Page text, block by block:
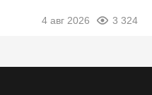
4 авг 2026 3 324